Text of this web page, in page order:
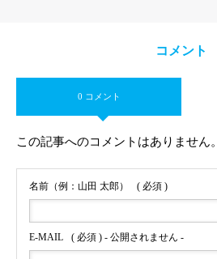
コメント
0 コメント
この記事へのコメントはありません。
名前（例：山田 太郎） ( 必須 )
E-MAIL ( 必須 ) - 公開されません -